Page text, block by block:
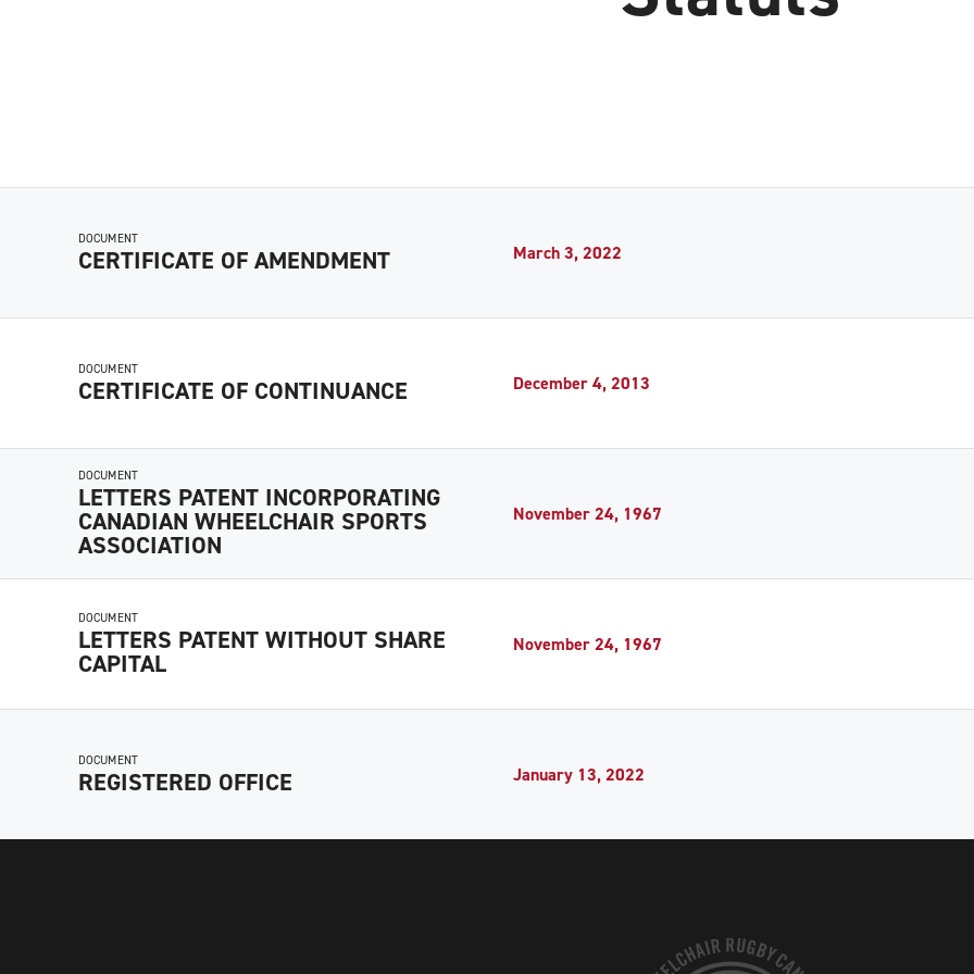
DOCUMENT
CERTIFICATE OF AMENDMENT March 3, 2022
DOCUMENT
CERTIFICATE OF CONTINUANCE December 4, 2013
DOCUMENT
LETTERS PATENT INCORPORATING
CANADIAN WHEELCHAIR SPORTS
ASSOCIATION
November 24, 1967
DOCUMENT
LETTERS PATENT WITHOUT SHARE
CAPITAL
November 24, 1967
DOCUMENT
REGISTERED OFFICE January 13, 2022